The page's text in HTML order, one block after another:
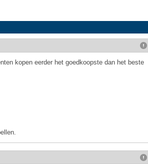
kopen eerder het goedkoopste dan het beste